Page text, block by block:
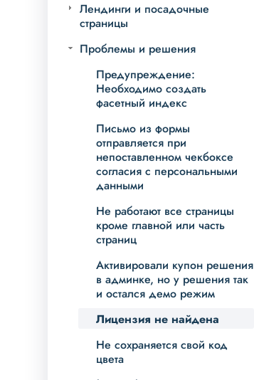
Лендинги и посадочные
страницы
Проблемы и решения
Предупреждение:
Необходимо создать
фасетный индекс
Письмо из формы
отправляется при
непоставленном чекбоксе
согласия с персональными
данными
Не работают все страницы
кроме главной или часть
страниц
Активировали купон решения
в админке, но у решения так
и остался демо режим
Лицензия не найдена
Не сохраняется свой код
цвета